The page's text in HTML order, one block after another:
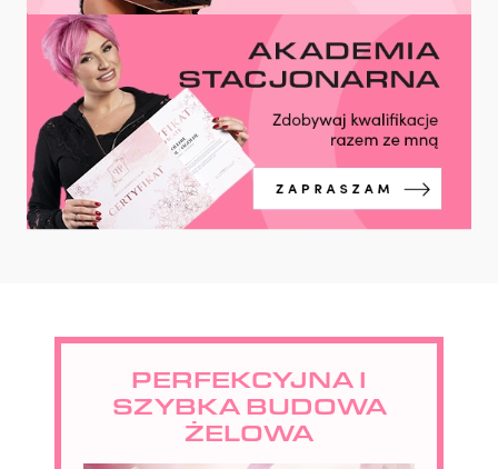
PERFEKCYJNA I
SZYBKA BUDOWA
ŻELOWA